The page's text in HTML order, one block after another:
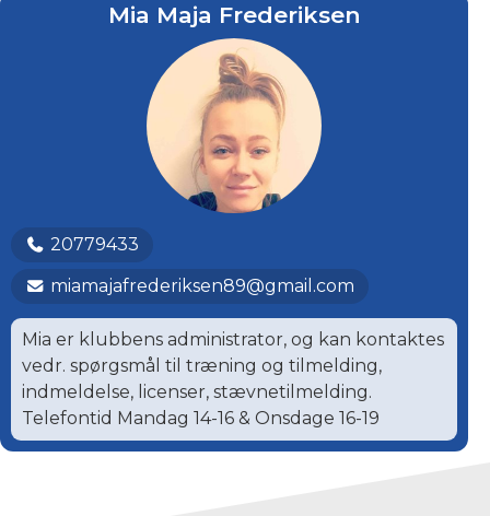
Mia Maja Frederiksen
20779433
miamajafrederiksen89@gmail.com
Mia er klubbens administrator, og kan kontaktes
vedr. spørgsmål til træning og tilmelding,
indmeldelse, licenser, stævnetilmelding.
Telefontid Mandag 14-16 & Onsdage 16-19